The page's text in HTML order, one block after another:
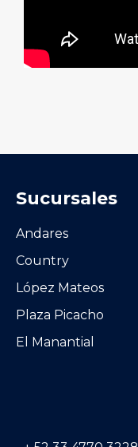
Sucursales
Andares
Country
López Mateos
Plaza Picacho
El Manantial